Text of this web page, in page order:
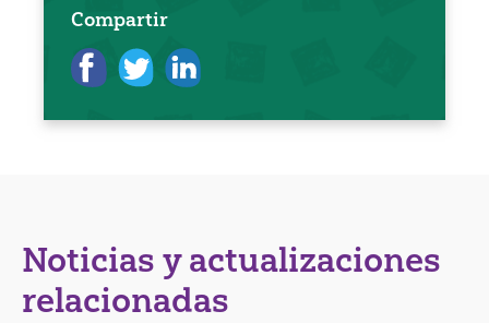
Compartir
Noticias y actualizaciones
relacionadas